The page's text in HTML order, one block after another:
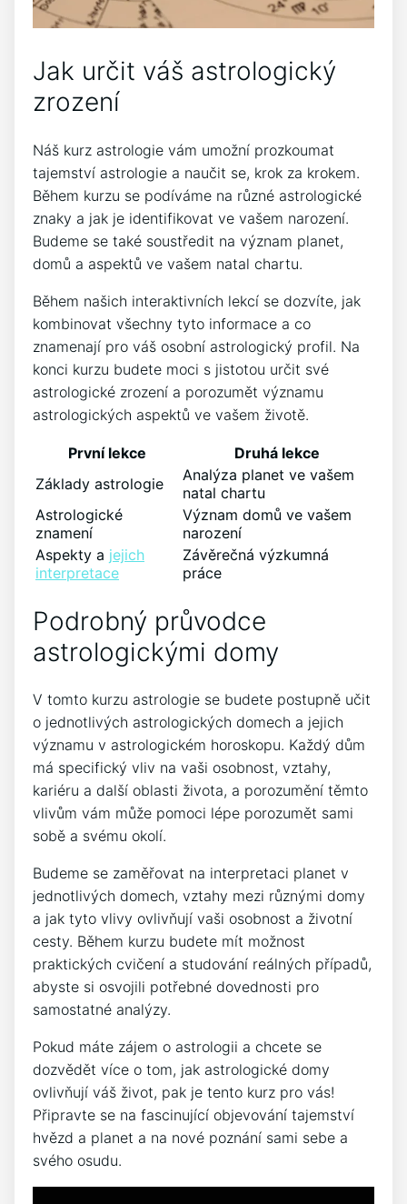
Jak určit váš astrologický
zrození
Náš kurz astrologie vám umožní prozkoumat
tajemství astrologie a naučit se, krok za krokem.
Během kurzu se podíváme na různé astrologické
znaky a jak je identifikovat ve vašem narození.
Budeme se také soustředit na význam planet,
domů a aspektů ve vašem natal chartu.
Během našich interaktivních lekcí se dozvíte, jak
kombinovat všechny tyto informace a co
znamenají pro váš osobní astrologický profil. Na
konci kurzu budete moci s jistotou určit své
astrologické zrození a porozumět významu
astrologických aspektů ve vašem životě.
První lekce
Druhá lekce
Základy astrologie
Analýza planet ve vašem
natal chartu
Astrologické
znamení
Význam domů ve vašem
narození
Aspekty a jejich
interpretace
Závěrečná výzkumná
práce
Podrobný průvodce
astrologickými domy
V tomto kurzu astrologie se budete postupně učit
o jednotlivých astrologických domech a jejich
významu v astrologickém horoskopu. Každý dům
má specifický vliv na vaši osobnost, vztahy,
kariéru a další oblasti života, a porozumění těmto
vlivům vám může pomoci lépe porozumět sami
sobě a svému okolí.
Budeme se zaměřovat na interpretaci planet v
jednotlivých domech, vztahy mezi různými domy
a jak tyto vlivy ovlivňují vaši osobnost a životní
cesty. Během kurzu budete mít možnost
praktických cvičení a studování reálných případů,
abyste si osvojili potřebné dovednosti pro
samostatné analýzy.
Pokud máte zájem o astrologii a chcete se
dozvědět více o tom, jak astrologické domy
ovlivňují váš život, pak je tento kurz pro vás!
Připravte se na fascinující objevování tajemství
hvězd a planet a na nové poznání sami sebe a
svého osudu.